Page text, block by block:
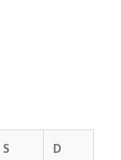
S D